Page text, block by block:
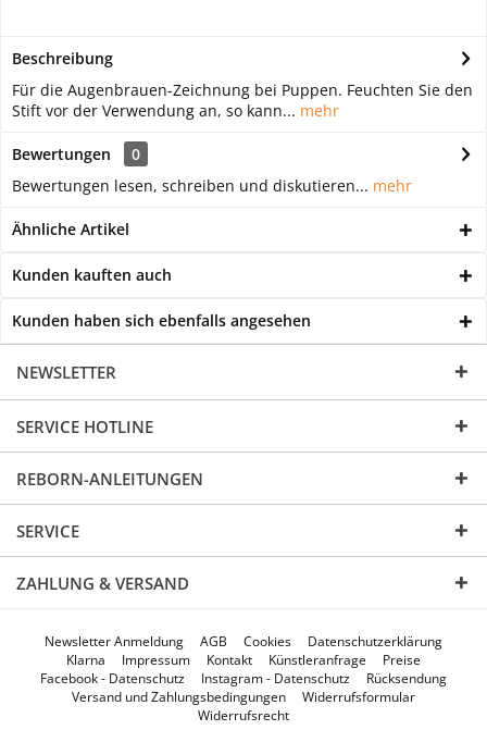
Beschreibung
Für die Augenbrauen-Zeichnung bei Puppen. Feuchten Sie den
Stift vor der Verwendung an, so kann... mehr
Bewertungen
0
Bewertungen lesen, schreiben und diskutieren... mehr
Ähnliche Artikel
Kunden kauften auch
Kunden haben sich ebenfalls angesehen
NEWSLETTER
SERVICE HOTLINE
REBORN-ANLEITUNGEN
SERVICE
ZAHLUNG & VERSAND
Newsletter Anmeldung AGB Cookies
Datenschutzerklärung
Klarna
Impressum Kontakt Künstleranfrage
Preise
Facebook - Datenschutz
Instagram - Datenschutz
Rücksendung
Versand und Zahlungsbedingungen
Widerrufsformular
Widerrufsrecht